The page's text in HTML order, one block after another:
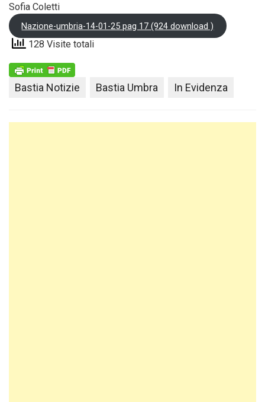
Sofia Coletti
Nazione-umbria-14-01-25 pag 17 (924 download )
128 Visite totali
Bastia Notizie Bastia Umbra In Evidenza